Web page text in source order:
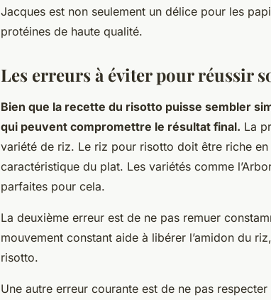
Jacques est non seulement un délice pour les
protéines de haute qualité.
Les erreurs à éviter pour réussir
Bien que la recette du risotto puisse sembler
qui peuvent compromettre le résultat final. La
variété de riz. Le riz pour risotto doit être riche
caractéristique du plat. Les variétés comme
parfaites pour cela.
La deuxième erreur est de ne pas remuer
mouvement constant aide à libérer l’amidon du
risotto.
Une autre erreur courante est de ne pas